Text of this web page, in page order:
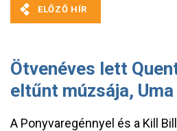
Ötvenéves lett
eltűnt múzsája,
A Ponyvaregénnyel és a Kill